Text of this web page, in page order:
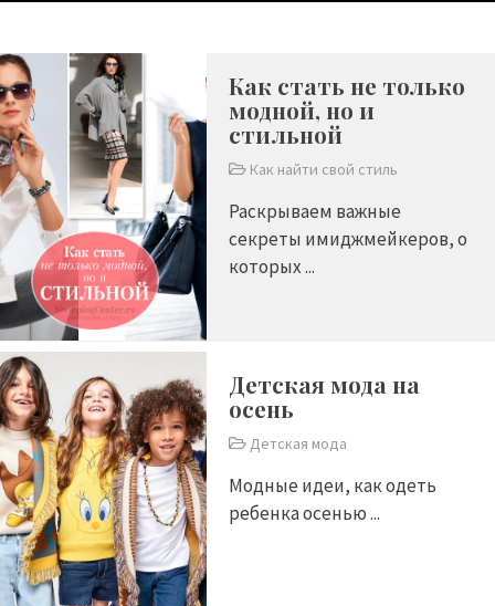
Как стать не только
модной, но и
стильной
Как найти свой стиль
Раскрываем важные
секреты имиджмейкеров, о
которых ...
Детская мода на
осень
Детская мода
Модные идеи, как одеть
ребенка осенью ...